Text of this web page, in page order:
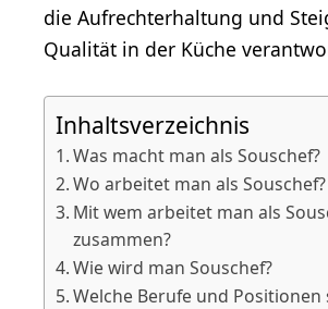
die Aufrechterhaltung und
Qualität in der Küche
Inhaltsverzeichnis
Was macht man als Souschef?
Wo arbeitet man als Souschef?
Mit wem arbeitet man als
zusammen?
Wie wird man Souschef?
Welche Berufe und Positionen